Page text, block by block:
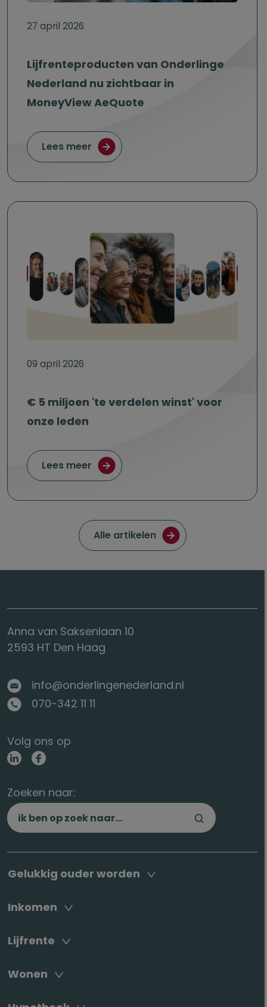
27 april 2026
Lijfrenteproducten van Onderlinge
Nederland nu zichtbaar in
MoneyView AeQuote
Lees meer over Lijfrenteproducten van
09 april 2026
€ 5 miljoen 'te verdelen winst' voor
onze leden
Lees meer over € 5 miljoen 'te verdelen winst'
Ga naar de pagina met
Alle artikelen
Anna van Saksenlaan 10
2593 HT Den Haag
info@onderlingenederland.nl
070-342 11 11
Volg ons op
Zoeken naar:
Gelukkig ouder worden
Inkomen
Lijfrente
Wonen